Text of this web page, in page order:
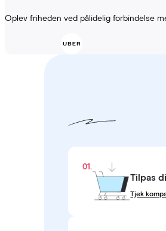
Oplev friheden ved pålidelig forbindelse
01.
Tilpas
Tjek